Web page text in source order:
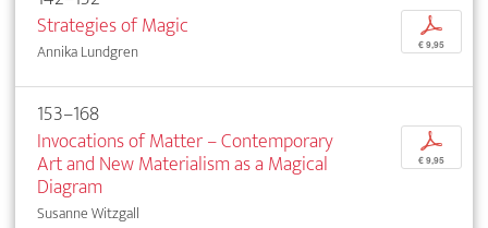
Strategies of Magic
Annika Lundgren
p
€ 9,95
153–168
Invocations of Matter – Contemporary
Art and New Materialism as a Magical
Diagram
Susanne Witzgall
p
€ 9,95